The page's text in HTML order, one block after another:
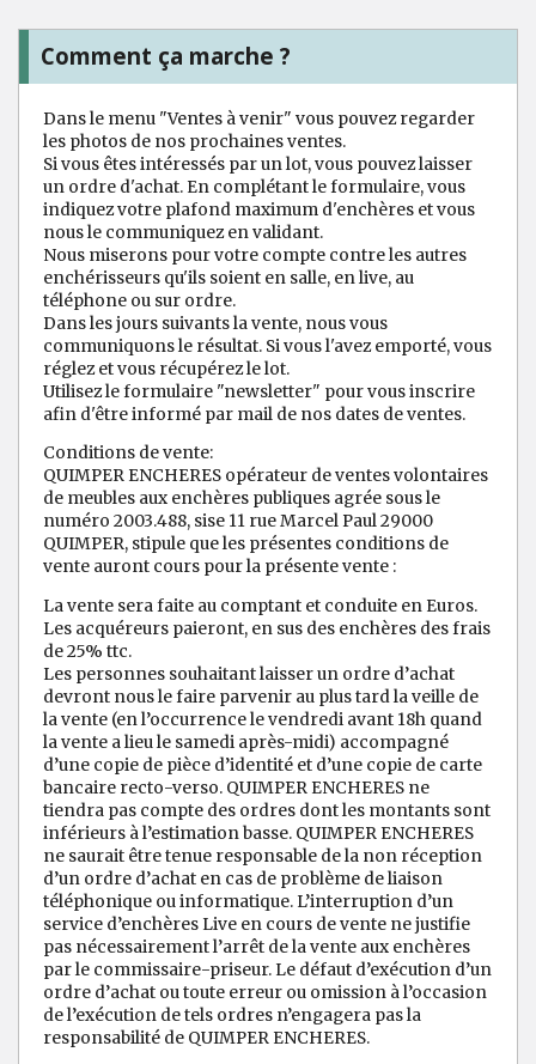
Comment ça marche ?
Dans le menu "Ventes à venir" vous pouvez regarder
les photos de nos prochaines ventes.
Si vous êtes intéressés par un lot, vous pouvez laisser
un ordre d'achat. En complétant le formulaire, vous
indiquez votre plafond maximum d'enchères et vous
nous le communiquez en validant.
Nous miserons pour votre compte contre les autres
enchérisseurs qu'ils soient en salle, en live, au
téléphone ou sur ordre.
Dans les jours suivants la vente, nous vous
communiquons le résultat. Si vous l'avez emporté, vous
réglez et vous récupérez le lot.
Utilisez le formulaire "newsletter" pour vous inscrire
afin d'être informé par mail de nos dates de ventes.
Conditions de vente:
QUIMPER ENCHERES opérateur de ventes volontaires
de meubles aux enchères publiques agrée sous le
numéro 2003.488, sise 11 rue Marcel Paul 29000
QUIMPER, stipule que les présentes conditions de
vente auront cours pour la présente vente :
La vente sera faite au comptant et conduite en Euros.
Les acquéreurs paieront, en sus des enchères des frais
de 25% ttc.
Les personnes souhaitant laisser un ordre d’achat
devront nous le faire parvenir au plus tard la veille de
la vente (en l’occurrence le vendredi avant 18h quand
la vente a lieu le samedi après-midi) accompagné
d’une copie de pièce d’identité et d’une copie de carte
bancaire recto-verso. QUIMPER ENCHERES ne
tiendra pas compte des ordres dont les montants sont
inférieurs à l’estimation basse. QUIMPER ENCHERES
ne saurait être tenue responsable de la non réception
d’un ordre d’achat en cas de problème de liaison
téléphonique ou informatique. L’interruption d’un
service d’enchères Live en cours de vente ne justifie
pas nécessairement l’arrêt de la vente aux enchères
par le commissaire-priseur. Le défaut d’exécution d’un
ordre d’achat ou toute erreur ou omission à l’occasion
de l’exécution de tels ordres n’engagera pas la
responsabilité de QUIMPER ENCHERES.